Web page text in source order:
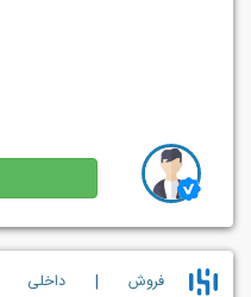
فروش | داخلي